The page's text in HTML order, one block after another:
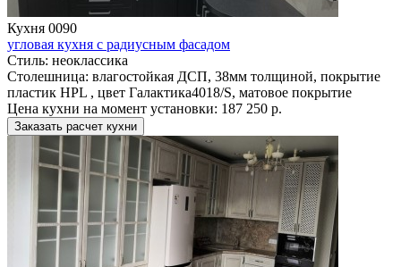
Кухня 0090
угловая кухня с радиусным фасадом
Стиль: неоклассика
Столешница: влагостойкая ДСП, 38мм толщиной, покрытие
пластик HPL , цвет Галактика4018/S, матовое покрытие
Цена кухни на момент установки: 187 250 р.
Заказать расчет кухни